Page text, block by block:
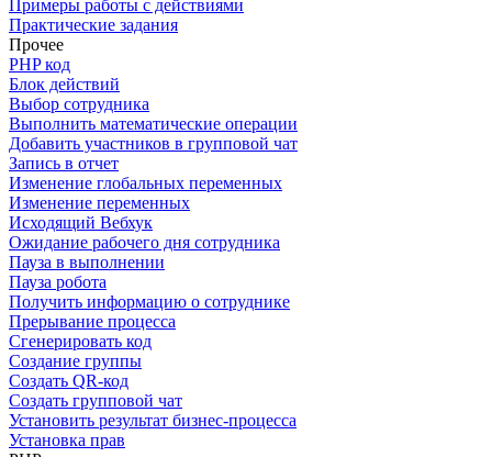
Примеры работы с действиями
Практические задания
Прочее
PHP код
Блок действий
Выбор сотрудника
Выполнить математические операции
Добавить участников в групповой чат
Запись в отчет
Изменение глобальных переменных
Изменение переменных
Исходящий Вебхук
Ожидание рабочего дня сотрудника
Пауза в выполнении
Пауза робота
Получить информацию о сотруднике
Прерывание процесса
Сгенерировать код
Создание группы
Создать QR-код
Создать групповой чат
Установить результат бизнес-процесса
Установка прав